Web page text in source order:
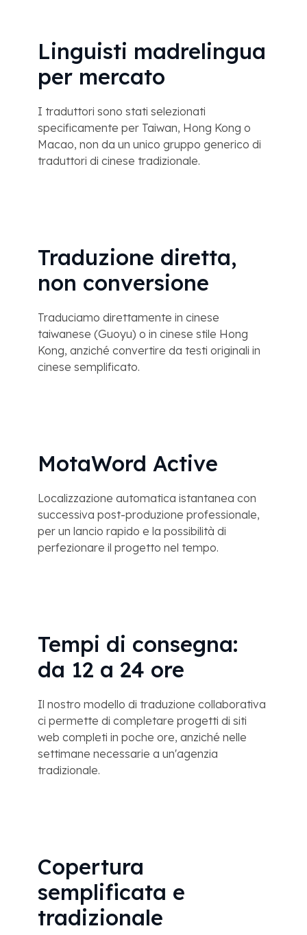
Linguisti madrelingua
per mercato
I traduttori sono stati selezionati
specificamente per Taiwan, Hong Kong o
Macao, non da un unico gruppo generico di
traduttori di cinese tradizionale.
Traduzione diretta,
non conversione
Traduciamo direttamente in cinese
taiwanese (Guoyu) o in cinese stile Hong
Kong, anziché convertire da testi originali in
cinese semplificato.
MotaWord Active
Localizzazione automatica istantanea con
successiva post-produzione professionale,
per un lancio rapido e la possibilità di
perfezionare il progetto nel tempo.
Tempi di consegna:
da 12 a 24 ore
Il nostro modello di traduzione collaborativa
ci permette di completare progetti di siti
web completi in poche ore, anziché nelle
settimane necessarie a un'agenzia
tradizionale.
Copertura
semplificata e
tradizionale